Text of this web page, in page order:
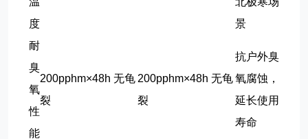
度
景
耐
臭
氧
性
能
200pphm×48h 无龟
裂
200pphm×48h 无龟
裂
抗户外臭
氧腐蚀，
延长使用
寿命